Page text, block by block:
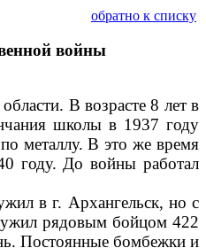
обратно к списку
войны
В возрасте 8 лет в
школы в 1937 году
металлу. В это же время
году. До войны работал
в г. Архангельск, но с
рядовым бойцом 422
Постоянные бомбежки и